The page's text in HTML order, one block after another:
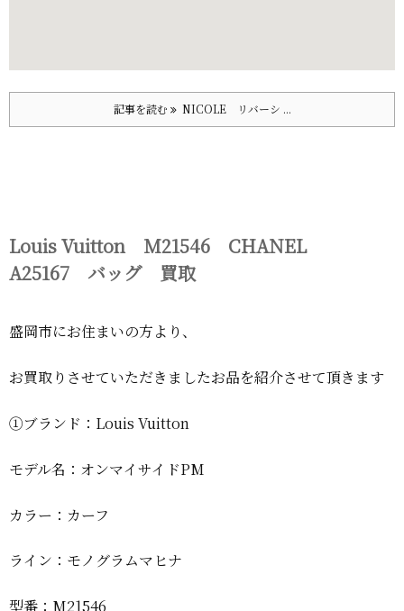
記事を読む NICOLE リバーシ ...
Louis Vuitton M21546 CHANEL
A25167 バッグ 買取
盛岡市にお住まいの方より、
お買取りさせていただきましたお品を紹介させて頂きます
①ブランド：Louis Vuitton
モデル名：オンマイサイドPM
カラー：カーフ
ライン：モノグラムマヒナ
型番：M21546